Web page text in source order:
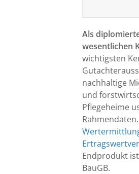
Als
wesentlichen
wichtigsten
nachhaltige
und
Pflegeheime
Endprodukt
BauGB.